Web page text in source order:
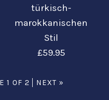
im
im
türkisch-
marokkanischen
Stil
£59.95
1 OF 2 NEXT »